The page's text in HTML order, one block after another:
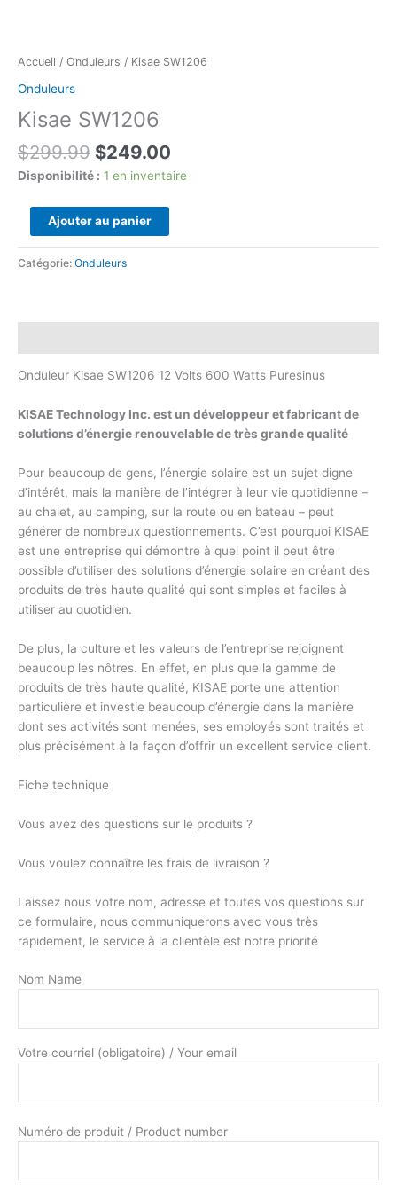
Accueil / Onduleurs / Kisae SW1206
Onduleurs
Kisae SW1206
$299.99 Le
prix
était :
$299.99.
$249.00
prix
Disponibilité : 1 en inventaire
quantité
de
SW1206
Ajouter au panier
Catégorie: Onduleurs
Onduleur Kisae SW1206 12 Volts 600 Watts Puresinus
KISAE Technology Inc. est un développeur et fabricant de
solutions d’énergie renouvelable de très grande qualité
Pour beaucoup de gens, l’énergie solaire est un sujet digne
d’intérêt, mais la manière de l’intégrer à leur vie quotidienne –
au chalet, au camping, sur la route ou en bateau – peut
générer de nombreux questionnements. C’est pourquoi KISAE
est une entreprise qui démontre à quel point il peut être
possible d’utiliser des solutions d’énergie solaire en créant des
produits de très haute qualité qui sont simples et faciles à
utiliser au quotidien.
De plus, la culture et les valeurs de l’entreprise rejoignent
beaucoup les nôtres. En effet, en plus que la gamme de
produits de très haute qualité, KISAE porte une attention
particulière et investie beaucoup d’énergie dans la manière
dont ses activités sont menées, ses employés sont traités et
plus précisément à la façon d’offrir un excellent service client.
Fiche technique
Vous avez des questions sur le produits ?
Vous voulez connaître les frais de livraison ?
Laissez nous votre nom, adresse et toutes vos questions sur
ce formulaire, nous communiquerons avec vous très
rapidement, le service à la clientèle est notre priorité
Nom Name
Votre courriel (obligatoire) / Your email
Numéro de produit / Product number